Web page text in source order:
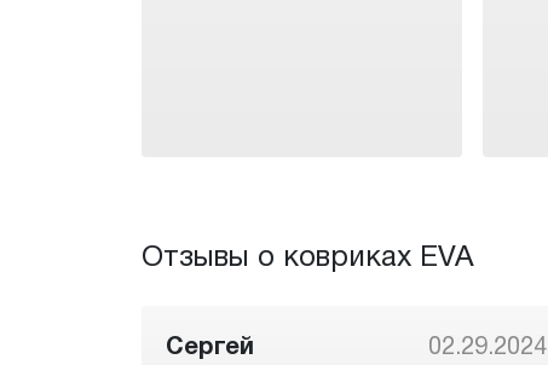
Отзывы о ковриках EVA
Сергей 02.29.2024